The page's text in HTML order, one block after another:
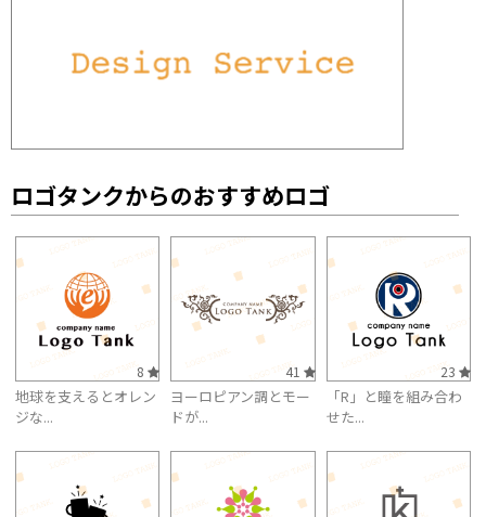
ロゴタンクからのおすすめロゴ
8
地球を支えるとオレン
ジな...
41
ヨーロピアン調とモー
ドが...
23
「R」と瞳を組み合わ
せた...